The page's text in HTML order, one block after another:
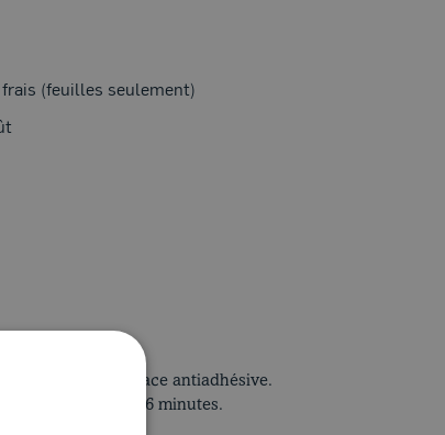
(feuilles seulement)
une poêle à surface antiadhésive.
pendant 5 à 6 minutes.